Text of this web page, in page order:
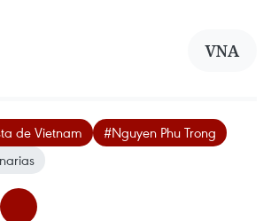
VNA
de Vietnam
#Nguyen Phu Trong